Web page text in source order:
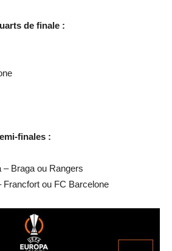
de finale :
finales :
– Braga ou Rangers
Francfort ou FC Barcelone